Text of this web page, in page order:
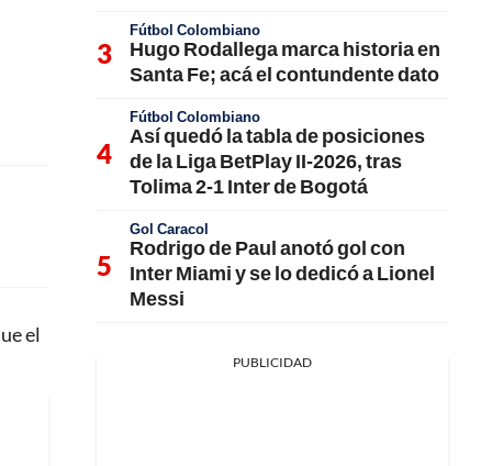
el
Fútbol Colombiano
Hugo Rodallega marca historia en
Santa Fe; acá el contundente dato
Fútbol Colombiano
Así quedó la tabla de posiciones
de la Liga BetPlay II-2026, tras
Tolima 2-1 Inter de Bogotá
Gol Caracol
Rodrigo de Paul anotó gol con
Inter Miami y se lo dedicó a Lionel
Messi
PUBLICIDAD